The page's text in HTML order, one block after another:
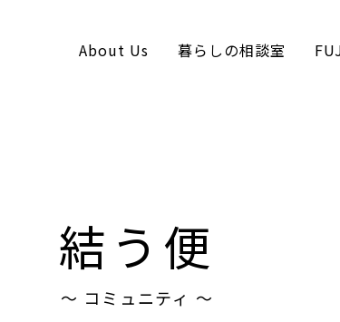
コンテンツへスキップ
About Us 暮らしの相談室
結う便
〜 コミュニティ 〜